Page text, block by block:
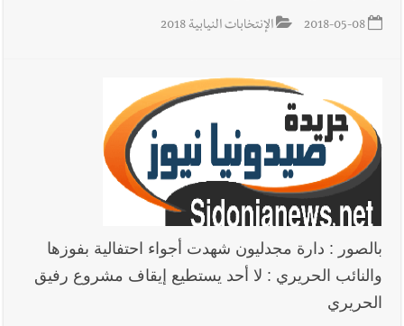
2018-05-08 الإنتخابات النيابية 2018
بالصور : دارة مجدليون شهدت أجواء احتفالية بفوزها
والنائب الحريري : لا أحد يستطيع إيقاف مشروع رفيق
الحريري